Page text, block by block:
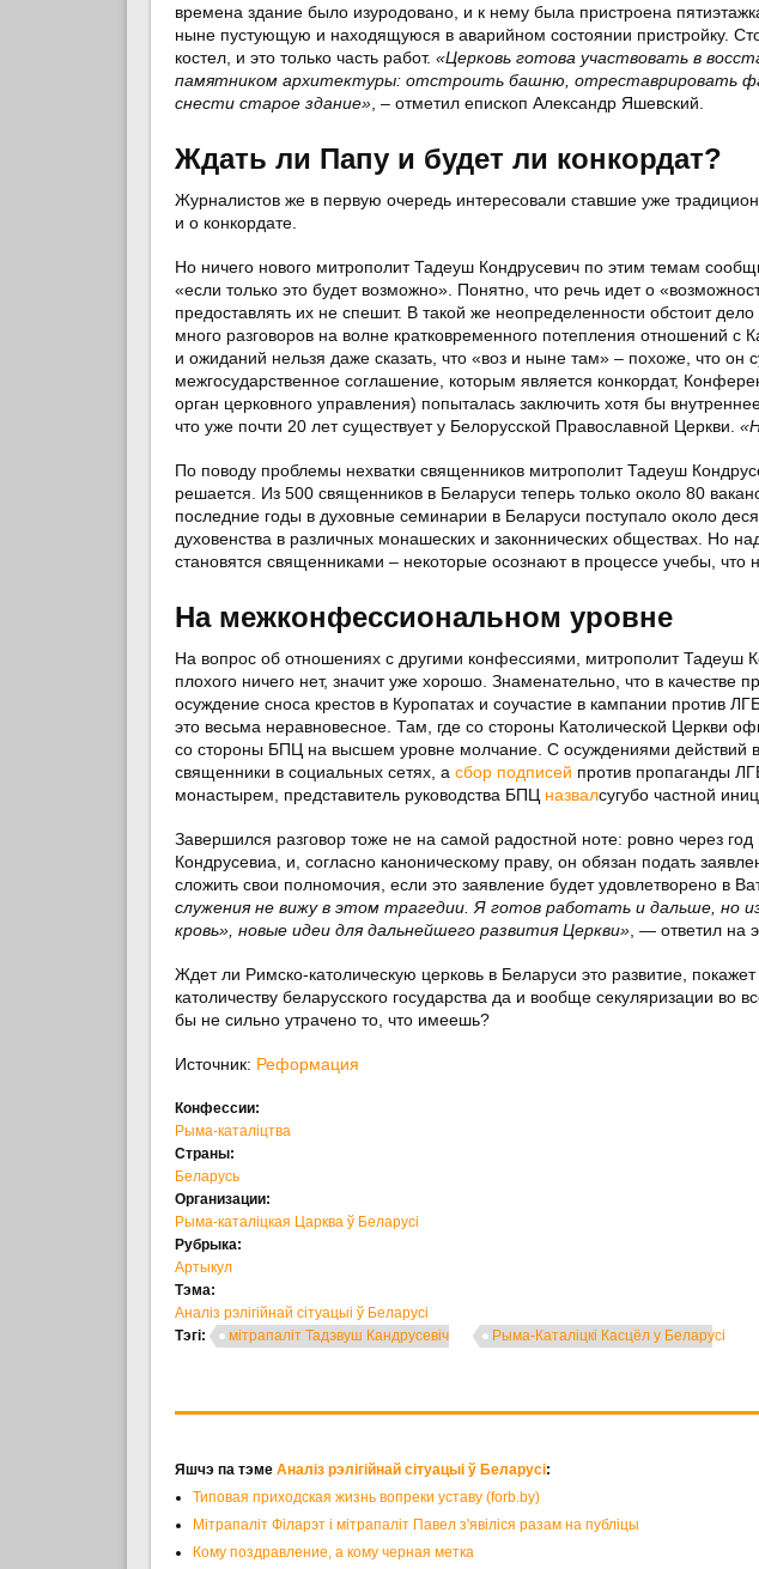
времена здание было изуродовано, и к нему была пристроена
ныне пустующую и находящуюся в аварийном состоянии пристройку.
костел, и это только часть работ. «Церковь готова участвовать в
памятником архитектуры: отстроить башню, отреставрировать
снести старое здание», – отметил епископ Александр Яшевский.
Ждать ли Папу и будет ли конкордат?
Журналистов же в первую очередь интересовали ставшие уже
и о конкордате.
Но ничего нового митрополит Тадеуш Кондрусевич по этим темам
«если только это будет возможно». Понятно, что речь идет о
предоставлять их не спешит. В такой же неопределенности обстоит
много разговоров на волне кратковременного потепления отношений с
и ожиданий нельзя даже сказать, что «воз и ныне там» – похоже, что он
межгосударственное соглашение, которым является конкордат,
орган церковного управления) попыталась заключить хотя бы
что уже почти 20 лет существует у Белорусской Православной Церкви.
По поводу проблемы нехватки священников митрополит Тадеуш
решается. Из 500 священников в Беларуси теперь только около 80
последние годы в духовные семинарии в Беларуси поступало около
духовенства в различных монашеских и законнических обществах. Но
становятся священниками – некоторые осознают в процессе учебы,
На межконфессиональном уровне
На вопрос об отношениях с другими конфессиями, митрополит Тадеуш
плохого ничего нет, значит уже хорошо. Знаменательно, что в качестве
осуждение сноса крестов в Куропатах и соучастие в кампании против
это весьма неравновесное. Там, где со стороны Католической Церкви
со стороны БПЦ на высшем уровне молчание. С осуждениями действий
священники в социальных сетях, а сбор подписей против пропаганды
монастырем, представитель руководства БПЦ назвалсугубо частной
Завершился разговор тоже не на самой радостной ноте: ровно через
Кондрусевиа, и, согласно каноническому праву, он обязан подать
сложить свои полномочия, если это заявление будет удовлетворено в
служения не вижу в этом трагедии. Я готов работать и дальше, но
кровь», новые идеи для дальнейшего развития Церкви», — ответил на
Ждет ли Римско-католическую церковь в Беларуси это развитие,
католичеству беларусского государства да и вообще секуляризации во
бы не сильно утрачено то, что имеешь?
Источник: Реформация
Конфессии:
Рыма-каталіцтва
Страны:
Беларусь
Организации:
Рыма-каталіцкая Царква ў Беларусі
Рубрыка:
Артыкул
Тэма:
Аналіз рэлігійнай сітуацыі ў Беларусі
Тэгі:
мітрапаліт Тадэвуш Кандрусевіч Рыма-Каталіцкі Касцёл у Беларусі
Яшчэ па тэме Аналіз рэлігійнай сітуацыі ў Беларусі:
Типовая приходская жизнь вопреки уставу (forb.by)
Мітрапаліт Філарэт і мітрапаліт Павел з'явіліся разам на публіцы
Кому поздравление, а кому черная метка